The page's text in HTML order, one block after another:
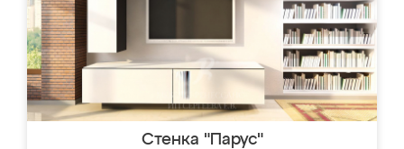
Стенка "Парус"